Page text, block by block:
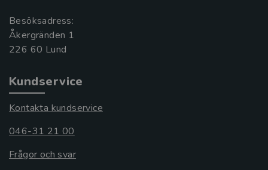
Besöksadress:
Åkergränden 1
Kundservice
Kontakta kundservice
046-31 21 00
Frågor och svar